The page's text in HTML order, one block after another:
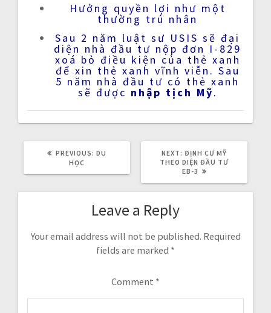
Hưởng quyền lợi như một
thường trú nhân
Sau 2 năm luật sư USIS sẽ đại
diện nhà đầu tư nộp đơn I-829
xoá bỏ điều kiện của thẻ xanh
để xin thẻ xanh vĩnh viễn. Sau
5 năm nhà đầu tư có thẻ xanh
sẽ được nhập tịch Mỹ.
PREVIOUS: PREVIOUS
DU
HỌC
NEXT: NEXT
POST:
ĐỊNH CƯ MỸ
THEO DIỆN ĐẦU TƯ
EB-3
Leave a Reply
Your email address will not be published. Required
fields are marked *
Comment *